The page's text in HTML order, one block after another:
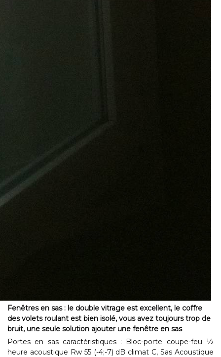
Fenêtres en sas : le double vitrage est excellent, le coffre
des volets roulant est bien isolé, vous avez toujours trop de
bruit, une seule solution ajouter une fenêtre en sas
Portes en sas caractéristiques : Bloc-porte coupe-feu ½
heure acoustique Rw 55 (-4;-7) dB climat C, Sas Acoustique